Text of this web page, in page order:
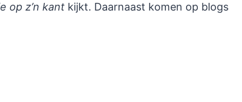
op z’n kant kijkt. Daarnaast komen op blogs